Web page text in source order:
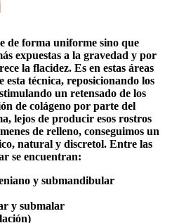
de forma uniforme sino que
expuestas a la gravedad y por
la flacidez. Es en estas áreas
esta técnica, reposicionando los
un retensado de los
de colágeno por parte del
lejos de producir esos rostros
de relleno, conseguimos un
natural y discretol. Entre las
se encuentran:
y submandibular
y submalar